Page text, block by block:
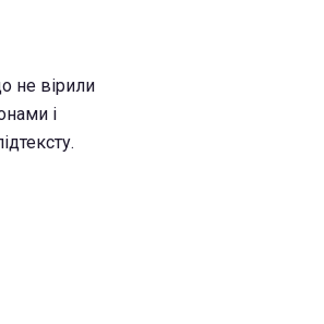
не вірили
і